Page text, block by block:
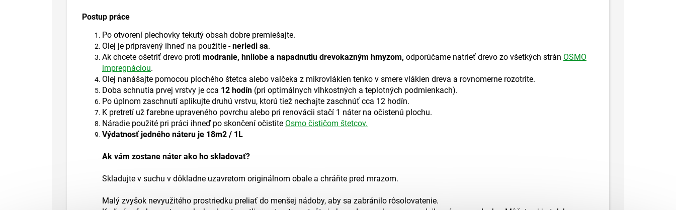
Postup práce
Po otvorení plechovky tekutý obsah dobre premiešajte.
Olej je pripravený ihneď na použitie -neriedi sa.
Ak chcete ošetriť drevo proti modranie, hnilobe a napadnutiu drevokazným hmyzom, odporúčame natrieť drevo zo všetkých strán OSMO
impregnáciou.
Olej nanášajte pomocou plochého štetca alebo valčeka z mikrovlákien tenko v smere vlákien dreva a rovnomerne rozotrite.
Doba schnutia prvej vrstvy je cca 12 hodín (pri optimálnych vlhkostných a teplotných podmienkach).
Po úplnom zaschnutí aplikujte druhú vrstvu, ktorú tiež nechajte zaschnúť cca 12 hodín.
K pretretí už farebne upraveného povrchu alebo pri renovácii stačí 1 náter na očistenú plochu.
Náradie použité pri práci ihneď po skončení očistite Osmo čističom štetcov.
Výdatnosť jedného náteru je 18m2 / 1L
Ak vám zostane náter ako ho skladovať?
Skladujte v suchu v dôkladne uzavretom originálnom obale a chráňte pred mrazom.
Malý zvyšok nevyužitého prostriedku preliať do menšej nádoby, aby sa zabránilo rôsolovatenie.